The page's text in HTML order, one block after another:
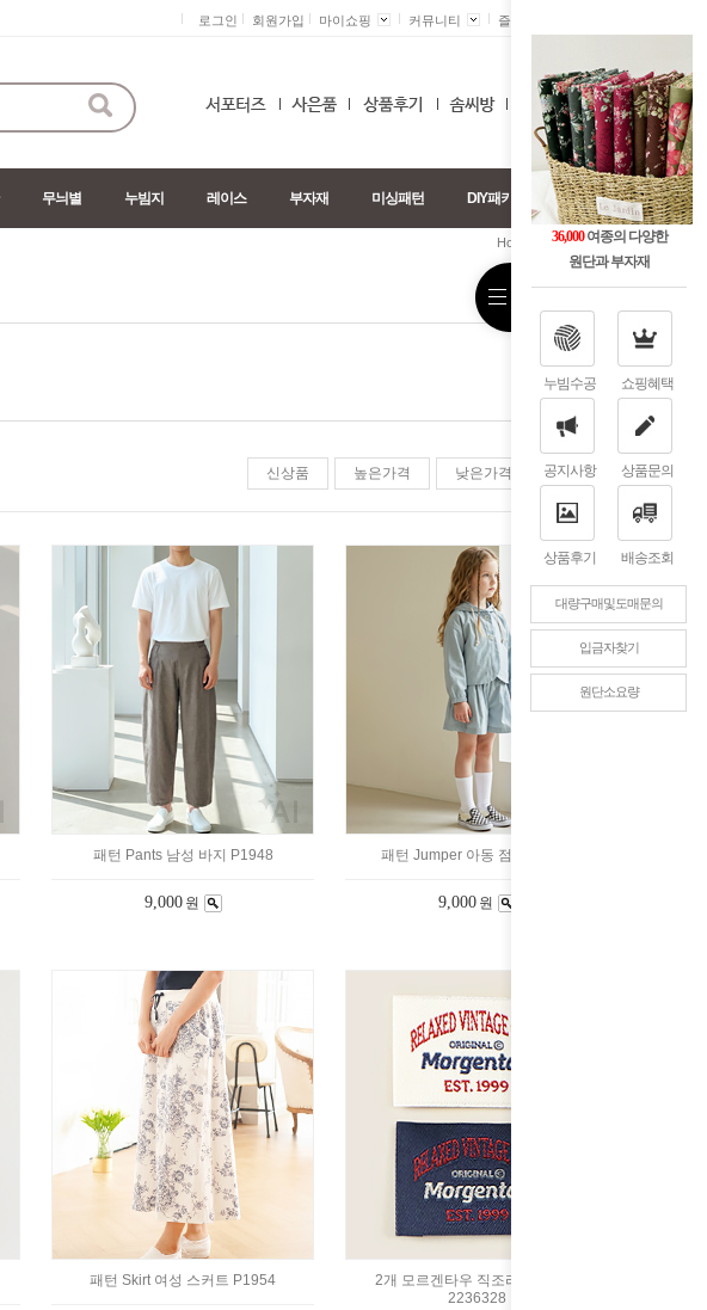
36,000여종의 다양한
원단과 부자재
누빔수공 쇼핑혜택
공지사항 상품문의
상품후기 배송조회
대량구매및도매문의
입금자찾기
원단소요량
로그인 회원가입 마이쇼핑 커뮤니티 즐겨찾기 +
0
무늬별 누빔지 레이스 부자재 미싱패턴 DIY패키지
Home 신상품>부자재
신상품 높은가격 낮은가격 판매순위
패턴 Pants 남성 바지 P1948
9,000 원
패턴 Jumper 아동 점퍼 P1951
9,000 원
패턴 Skirt 여성 스커트 P1954
2개 모르겐타우 직조라벨 2color
2236328